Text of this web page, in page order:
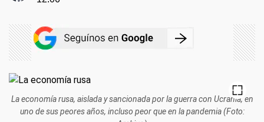
La economía rusa, aislada y sancionada por la guerra con Ucrania, en
uno de sus peores años, incluso peor que en la pandemia (Foto: